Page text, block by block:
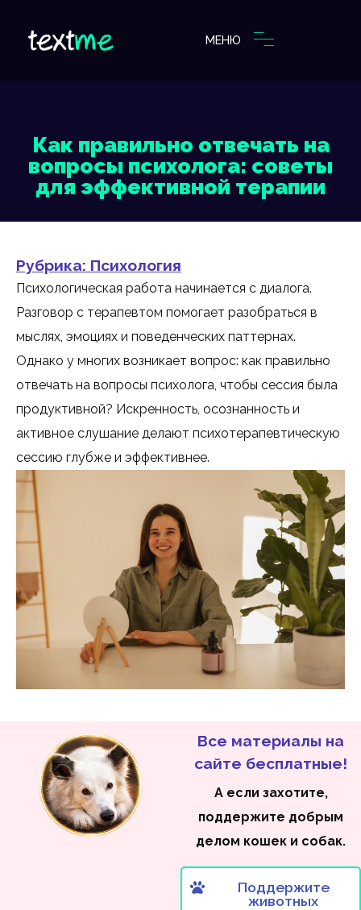
МЕНЮ
Как правильно отвечать на
вопросы психолога: советы
для эффективной терапии
Рубрика: Психология
Психологическая работа начинается с диалога.
Разговор с терапевтом помогает разобраться в
мыслях, эмоциях и поведенческих паттернах.
Однако у многих возникает вопрос: как правильно
отвечать на вопросы психолога, чтобы сессия была
продуктивной? Искренность, осознанность и
активное слушание делают психотерапевтическую
сессию глубже и эффективнее.
Все материалы на
сайте бесплатные!
А если захотите,
поддержите добрым
делом кошек и собак.
Поддержите
животных